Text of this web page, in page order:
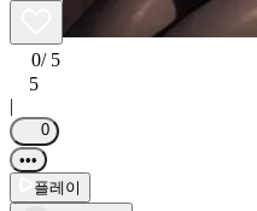
0/ 5
5
|
0
•••
플레이